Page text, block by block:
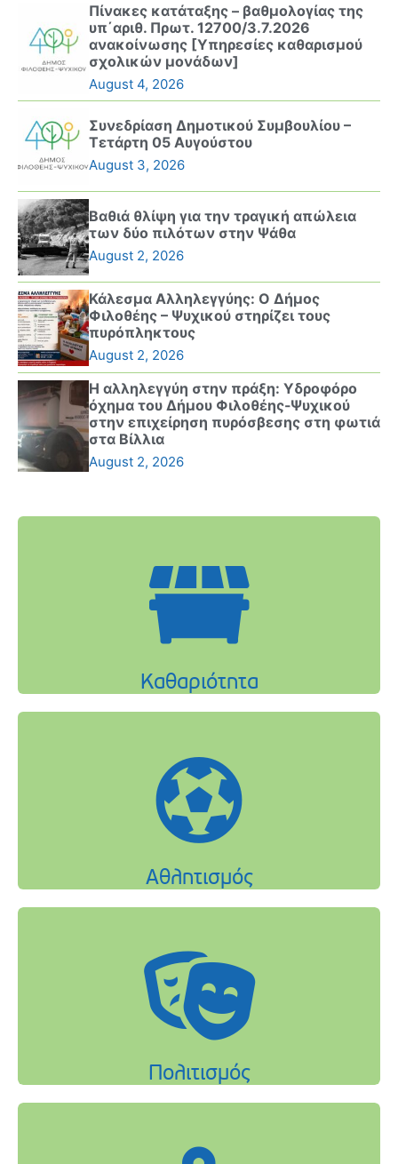
Πίνακες κατάταξης – βαθμολογίας της
υπ΄αριθ. Πρωτ. 12700/3.7.2026
ανακοίνωσης [Υπηρεσίες καθαρισμού
σχολικών μονάδων]
August 4, 2026
Συνεδρίαση Δημοτικού Συμβουλίου –
Τετάρτη 05 Αυγούστου
August 3, 2026
Βαθιά θλίψη για την τραγική απώλεια
των δύο πιλότων στην Ψάθα
August 2, 2026
Κάλεσμα Αλληλεγγύης: Ο Δήμος
Φιλοθέης – Ψυχικού στηρίζει τους
πυρόπληκτους
August 2, 2026
Η αλληλεγγύη στην πράξη: Υδροφόρο
όχημα του Δήμου Φιλοθέης-Ψυχικού
στην επιχείρηση πυρόσβεσης στη φωτιά
στα Βίλλια
August 2, 2026